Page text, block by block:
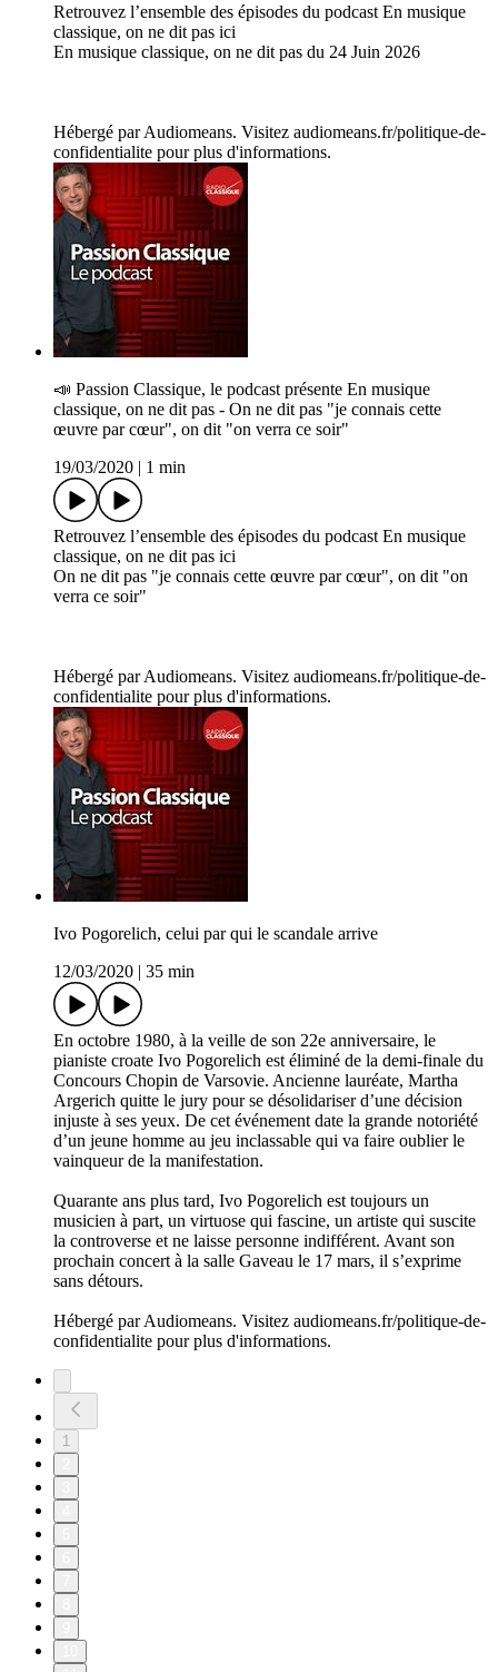
Retrouvez l’ensemble des épisodes du podcast En musique
classique, on ne dit pas ici
En musique classique, on ne dit pas du 24 Juin 2026
Hébergé par Audiomeans. Visitez audiomeans.fr/politique-de-
confidentialite pour plus d'informations.
📣 P­assion Classique, le podcast présente En musique
classique, on ne dit pas - On ne dit pas "je connais cette
œuvre par cœur", on dit "on verra ce soir"
19/03/2020 | 1 min
Retrouvez l’ensemble des épisodes du podcast En musique
classique, on ne dit pas ici
On ne dit pas "je connais cette œuvre par cœur", on dit "on
verra ce soir"
Hébergé par Audiomeans. Visitez audiomeans.fr/politique-de-
confidentialite pour plus d'informations.
Ivo Pogorelich, celui par qui le scandale arrive
12/03/2020 | 35 min
En octobre 1980, à la veille de son 22e anniversaire, le
pianiste croate Ivo Pogorelich est éliminé de la demi-finale du
Concours Chopin de Varsovie. Ancienne lauréate, Martha
Argerich quitte le jury pour se désolidariser d’une décision
injuste à ses yeux. De cet événement date la grande notoriété
d’un jeune homme au jeu inclassable qui va faire oublier le
vainqueur de la manifestation.
Quarante ans plus tard, Ivo Pogorelich est toujours un
musicien à part, un virtuose qui fascine, un artiste qui suscite
la controverse et ne laisse personne indifférent. Avant son
prochain concert à la salle Gaveau le 17 mars, il s’exprime
sans détours.
Hébergé par Audiomeans. Visitez audiomeans.fr/politique-de-
confidentialite pour plus d'informations.
1